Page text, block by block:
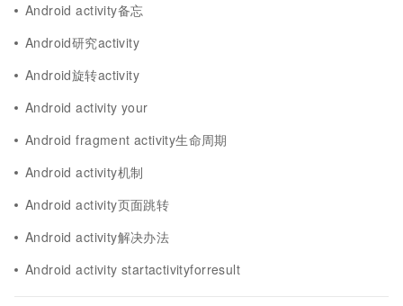
Android activity备忘
Android研究activity
Android旋转activity
Android activity your
Android fragment activity生命周期
Android activity机制
Android activity页面跳转
Android activity解决办法
Android activity startactivityforresult